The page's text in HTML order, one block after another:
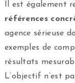
Il est également
références
agence sérieuse
exemples de
résultats
L’objectif n’est